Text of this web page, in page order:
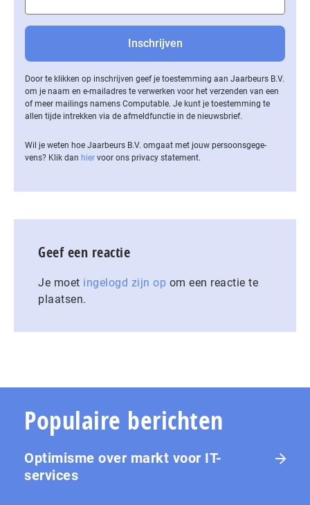
Door te klikken op inschrijven geef je toestemming aan Jaarbeurs B.V.
om je naam en e-mailadres te verwerken voor het verzenden van een
of meer mailings namens Computable. Je kunt je toestemming te
allen tijde intrekken via de af­meld­func­tie in de nieuwsbrief.
Wil je weten hoe Jaarbeurs B.V. omgaat met jouw per­soons­ge­ge­
vens? Klik dan hier voor ons privacy statement.
Geef een reactie
Je moet ingelogd zijn op om een reactie te
plaatsen.
Populaire berichten
Optimisme over markt voor IT-
services